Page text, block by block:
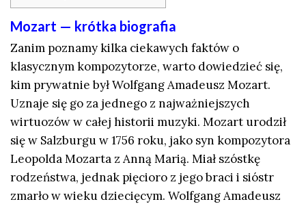
Mozart — krótka biografia
Zanim poznamy kilka ciekawych faktów o
klasycznym kompozytorze, warto dowiedzieć się,
kim prywatnie był Wolfgang Amadeusz Mozart.
Uznaje się go za jednego z najważniejszych
wirtuozów w całej historii muzyki. Mozart urodził
się w Salzburgu w 1756 roku, jako syn kompozytora
Leopolda Mozarta z Anną Marią. Miał szóstkę
rodzeństwa, jednak pięcioro z jego braci i sióstr
zmarło w wieku dziecięcym. Wolfgang Amadeusz